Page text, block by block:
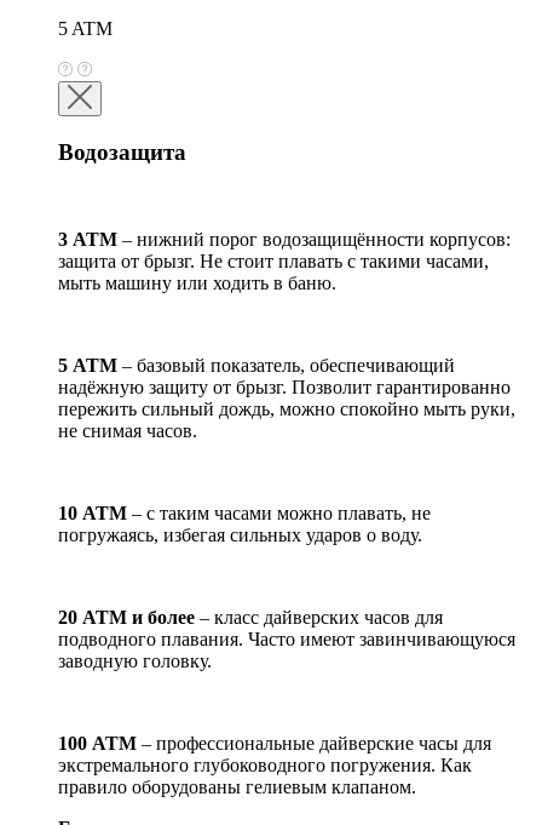
5 ATM
Водозащита
3 АТМ – нижний порог водозащищённости корпусов:
защита от брызг. Не стоит плавать с такими часами,
мыть машину или ходить в баню.
5 АТМ – базовый показатель, обеспечивающий
надёжную защиту от брызг. Позволит гарантированно
пережить сильный дождь, можно спокойно мыть руки,
не снимая часов.
10 АТМ – с таким часами можно плавать, не
погружаясь, избегая сильных ударов о воду.
20 АТМ и более – класс дайверских часов для
подводного плавания. Часто имеют завинчивающуюся
заводную головку.
100 АТМ – профессиональные дайверские часы для
экстремального глубоководного погружения. Как
правило оборудованы гелиевым клапаном.